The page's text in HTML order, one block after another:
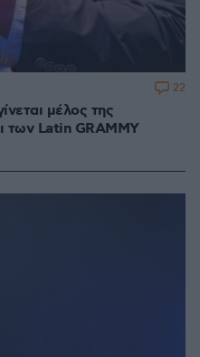
μέλος της
των Latin GRAMMY
22